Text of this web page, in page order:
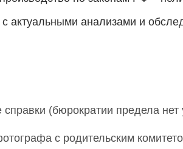
актуальными анализами и
(бюрократии предела нет
с родительским